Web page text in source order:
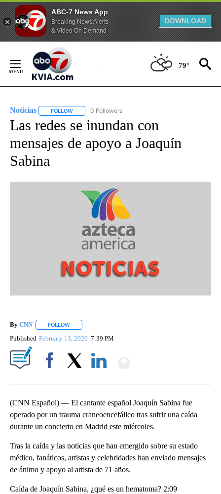
ABC-7 News App
Breaking News Alerts
& Video On Demand
DOWNLOAD
Content
79°
Noticias FOLLOW FOLLOW "NOTICIAS" TO RECEIVE NOTIFICATIONS
0 Followers
Las redes se inundan con
mensajes de apoyo a Joaquín
Sabina
By CNN FOLLOW
Published February 13, 2020 7:39 PM
(CNN Español) — El cantante español Joaquín Sabina fue
operado por un trauma craneoencefálico tras sufrir una caída
durante un concierto en Madrid este miércoles.
Tras la caída y las noticias que han emergido sobre su estado
médico, fanáticos, artistas y celebridades han enviado mensajes
de ánimo y apoyo al artista de 71 años.
Caída de Joaquín Sabina, ¿qué es un hematoma? 2:09